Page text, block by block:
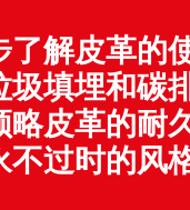
了解皮革的
圾填埋和碳
略皮革的耐
不过时的风